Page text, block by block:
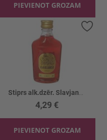
PIEVIENOT GROZAM
Pievienot vēlmju sarakstam
4,29 €
PIEVIENOT GROZAM